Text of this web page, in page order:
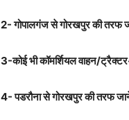
2- गोपालगंज से गोरखपुर की तरफ
3-कोई भी कॉमर्शियल वाहन/
4- पडरौना से गोरखपुर की तरफ